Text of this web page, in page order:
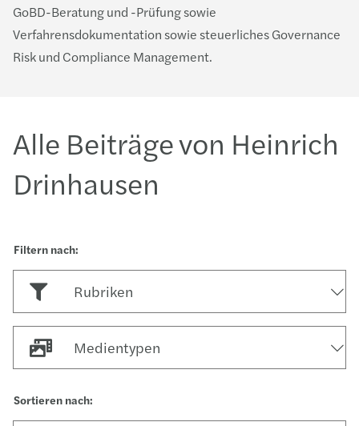
GoBD-Beratung und -Prüfung sowie
Verfahrensdokumentation sowie steuerliches Governance
Risk und Compliance Management.
Alle Beiträge von Heinrich
Drinhausen
Rubriken
Medientypen